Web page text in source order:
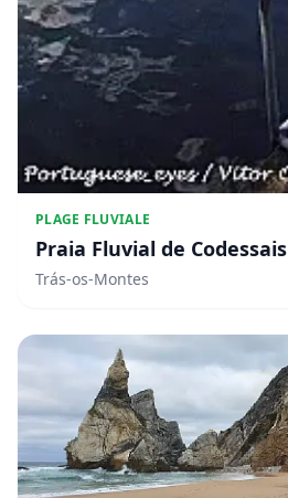
PLAGE FLUVIALE
Praia Fluvial de Codessais
Trás-os-Montes